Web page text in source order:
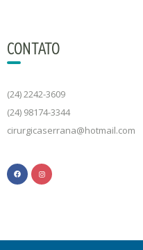
CONTATO
(24) 2242-3609
(24) 98174-3344
cirurgicaserrana@hotmail.com